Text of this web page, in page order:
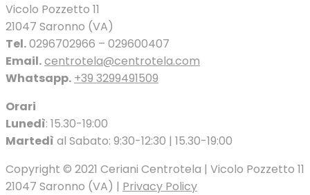
Vicolo Pozzetto 11
21047 Saronno (VA)
Tel.0296702966 – 029600407
Email.centrotela@centrotela.com
Whatsapp. +39 3299491509
Orari
Lunedì: 15.30-19:00
Martedì al Sabato: 9:30-12:30 | 15.30-19:00
Copyright © 2021 Ceriani Centrotela | Vicolo Pozzetto 11
21047 Saronno (VA) | Privacy Policy